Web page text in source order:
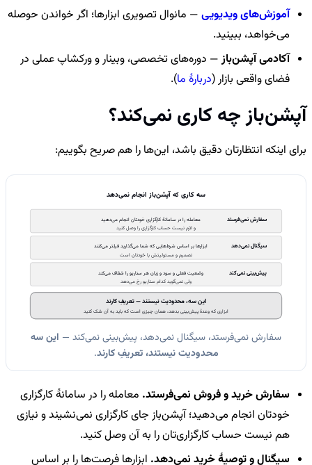
آموزش‌های ویدیویی — مانوال تصویری ابزارها؛ اگر خواندن حوصله
می‌خواهد، ببینید.
آکادمی آپشن‌باز— دوره‌های تخصصی، وبینار و ورکشاپ عملی در
فضای واقعی بازار (دربارهٔ ما).
آپشن‌باز چه کاری نمی‌کند؟
برای اینکه انتظارتان دقیق باشد، این‌ها را هم صریح بگوییم:
سه کاری که آپشن‌باز انجام نمی‌دهد
سفارش نمی‌فرستد معامله را در سامانهٔ کارگزاری خودتان انجام می‌دهید
و لازم نیست حساب کارگزاری را وصل کنید
سیگنال نمی‌دهد ابزارها بر اساس شرط‌هایی که شما می‌گذارید فیلتر می‌کنند
تصمیم و مسئولیتش با خودتان است
پیش‌بینی نمی‌کند وضعیت فعلی و سود و زیان هر سناریو را شفاف می‌کند
ولی نمی‌گوید کدام سناریو رخ می‌دهد
این سه، محدودیت نیستند — تعریفِ کارند
ابزاری که وعدهٔ پیش‌بینی بدهد، همان چیزی است که باید به آن شک کنید
سفارش نمی‌فرستد، سیگنال نمی‌دهد، پیش‌بینی نمی‌کند — این سه
محدودیت نیستند، تعریفِ کارند.
سفارش خرید و فروش نمی‌فرستد. معامله را در سامانهٔ کارگزاری
خودتان انجام می‌دهید؛ آپشن‌باز جای کارگزاری نمی‌نشیند و نیازی
هم نیست حساب کارگزاری‌تان را به آن وصل کنید.
سیگنال و توصیهٔ خرید نمی‌دهد. ابزارها فرصت‌ها را بر اساس